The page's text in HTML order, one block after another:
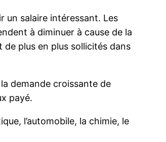
un salaire intéressant. Les
à diminuer à cause de la
de plus en plus sollicités dans
demande croissante de
payé.
l’automobile, la chimie, le